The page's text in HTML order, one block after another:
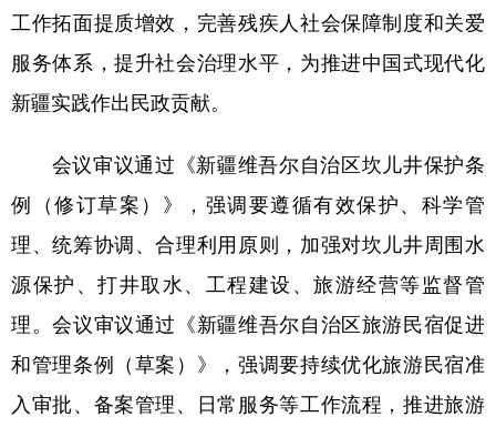
工作拓面提质增效，完善残疾人社会保障制度和关爱
服务体系，提升社会治理水平，为推进中国式现代化
新疆实践作出民政贡献。
会议审议通过《新疆维吾尔自治区坎儿井保护条
例（修订草案）》，强调要遵循有效保护、科学管
理、统筹协调、合理利用原则，加强对坎儿井周围水
源保护、打井取水、工程建设、旅游经营等监督管
理。会议审议通过《新疆维吾尔自治区旅游民宿促进
和管理条例（草案）》，强调要持续优化旅游民宿准
入审批、备案管理、日常服务等工作流程，推进旅游